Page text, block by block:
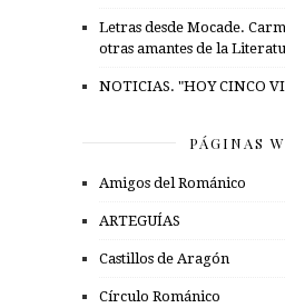
Letras desde Mocade.
otras amantes de la
NOTICIAS. "HOY CINCO
PÁGINAS
Amigos del Románico
ARTEGUÍAS
Castillos de Aragón
Círculo Románico